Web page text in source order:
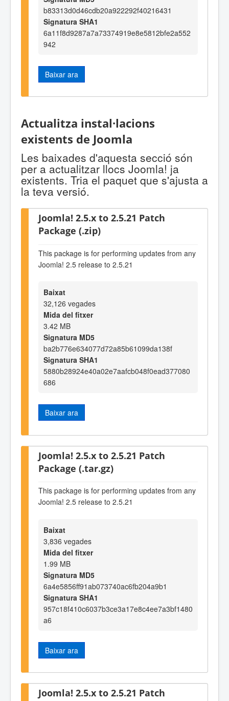
b83313d0d46cdb20a922292f40216431
Signatura SHA1
6a11f8d9287a7a73374919e8e5812bfe2a552
942
Baixar ara
Actualitza instal·lacions
existents de Joomla
Les baixades d'aquesta secció són
per a actualitzar llocs Joomla! ja
existents. Tria el paquet que s'ajusta a
la teva versió.
Joomla! 2.5.x to 2.5.21 Patch
Package (.zip)
This package is for performing updates from any
Joomla! 2.5 release to 2.5.21
Baixat
32,126 vegades
Mida del fitxer
3.42 MB
Signatura MD5
ba2b776e634077d72a85b61099da138f
Signatura SHA1
5880b28924e40a02e7aafcb048f0ead377080
686
Baixar ara
Joomla! 2.5.x to 2.5.21 Patch
Package (.tar.gz)
This package is for performing updates from any
Joomla! 2.5 release to 2.5.21
Baixat
3,836 vegades
Mida del fitxer
1.99 MB
Signatura MD5
6a4e5856ff91ab073740ac6fb204a9b1
Signatura SHA1
957c18f410c6037b3ce3a17e8c4ee7a3bf1480
a6
Baixar ara
Joomla! 2.5.x to 2.5.21 Patch